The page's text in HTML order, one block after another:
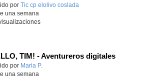
por Tic cp elolivo coslada
una semana
TIM! - Aventureros digitales
educativo.
por Maria P.
una semana